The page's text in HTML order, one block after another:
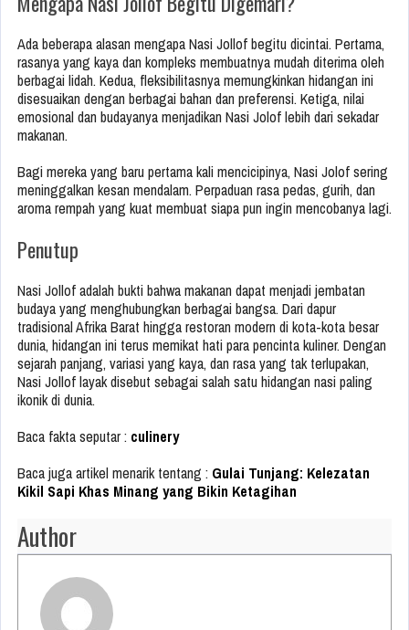
Ada beberapa alasan mengapa Nasi Jollof begitu dicintai. Pertama,
rasanya yang kaya dan kompleks membuatnya mudah diterima oleh
berbagai lidah. Kedua, fleksibilitasnya memungkinkan hidangan ini
disesuaikan dengan berbagai bahan dan preferensi. Ketiga, nilai
emosional dan budayanya menjadikan Nasi Jolof lebih dari sekadar
makanan.
Bagi mereka yang baru pertama kali mencicipinya, Nasi Jolof sering
meninggalkan kesan mendalam. Perpaduan rasa pedas, gurih, dan
aroma rempah yang kuat membuat siapa pun ingin mencobanya lagi.
Penutup
Nasi Jollof adalah bukti bahwa makanan dapat menjadi jembatan
budaya yang menghubungkan berbagai bangsa. Dari dapur
tradisional Afrika Barat hingga restoran modern di kota-kota besar
dunia, hidangan ini terus memikat hati para pencinta kuliner. Dengan
sejarah panjang, variasi yang kaya, dan rasa yang tak terlupakan,
Nasi Jollof layak disebut sebagai salah satu hidangan nasi paling
ikonik di dunia.
Baca fakta seputar : culinery
Baca juga artikel menarik tentang : Gulai Tunjang: Kelezatan
Kikil Sapi Khas Minang yang Bikin Ketagihan
Author